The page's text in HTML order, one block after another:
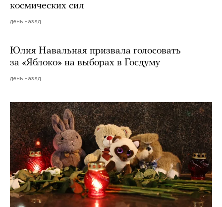
космических сил
день назад
Юлия Навальная призвала голосовать
за «Яблоко» на выборах в Госдуму
день назад